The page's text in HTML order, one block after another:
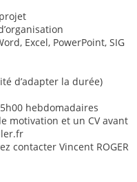
Excel, PowerPoint, SIG
d’adapter la durée)
hebdomadaires
motivation et un CV avant
contacter Vincent ROGER